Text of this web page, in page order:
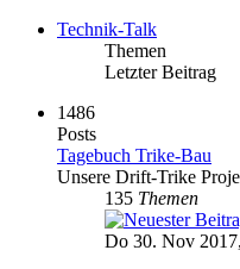
Technik-Talk
Themen
Letzter Beitrag
1486
Posts
Tagebuch Trike-Bau
Unsere Drift-Trike
135 Themen
Do 30. Nov